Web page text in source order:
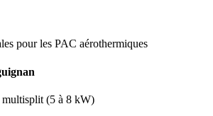
pour les PAC aérothermiques
multisplit (5 à 8 kW)